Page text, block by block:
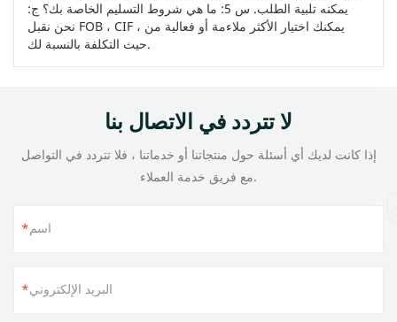
يمكنه تلبية الطلب. س 5: ما هي شروط التسليم الخاصة بك؟ ج:
نحن نقبل FOB ، CIF ، يمكنك اختيار الأكثر ملاءمة أو فعالية من
حيث التكلفة بالنسبة لك.
لا تتردد في الاتصال بنا
إذا كانت لديك أي أسئلة حول منتجاتنا أو خدماتنا ، فلا تتردد في التواصل
مع فريق خدمة العملاء.
اسم
البريد الإلكتروني